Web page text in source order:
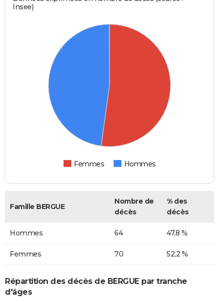
Insee)
Femmes Hommes
Famille BERGUE
Nombre de
décès
% des
décès
Hommes 64 47,8 %
Femmes 70 52,2 %
Répartition des décès de BERGUE par tranche
d'âges